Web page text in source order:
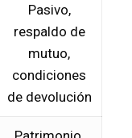
Pasivo,
respaldo de
mutuo,
condiciones
de devolución